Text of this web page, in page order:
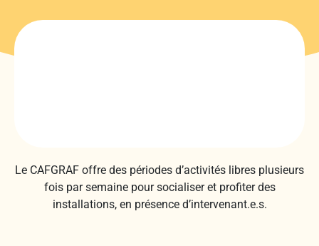
Le CAFGRAF offre des périodes d’activités libres plusieurs
fois par semaine pour socialiser et profiter des
installations, en présence d’intervenant.e.s.